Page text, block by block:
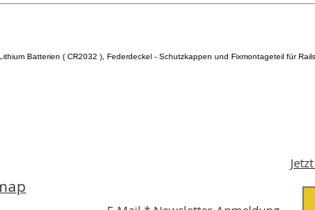
Batterien ( CR2032 ), Federdeckel - Schutzkappen und Fixmontageteil für